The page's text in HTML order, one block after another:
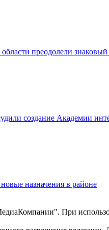
преодолели
создание Академии
назначения в районе
При